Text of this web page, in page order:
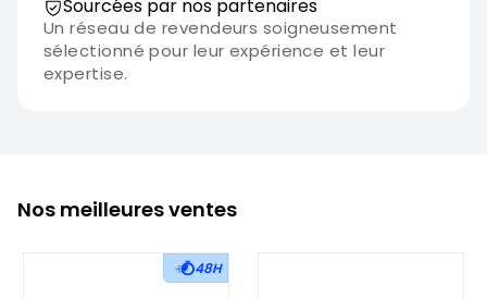
Sourcées par nos partenaires
Un réseau de revendeurs soigneusement
sélectionné pour leur expérience et leur
expertise.
Nos meilleures ventes
48H